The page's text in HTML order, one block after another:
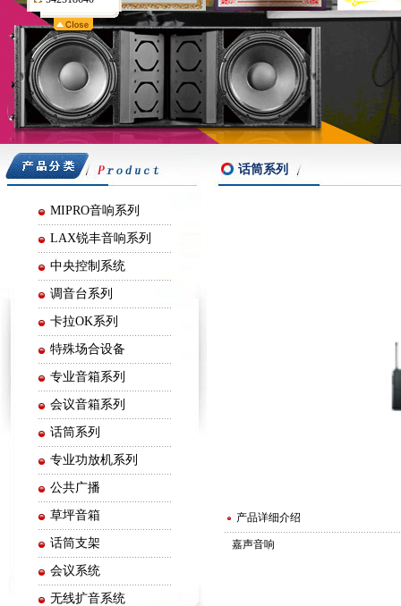
嘉声音响
MIPRO音响系列
LAX锐丰音响系列
中央控制系统
调音台系列
卡拉OK系列
特殊场合设备
专业音箱系列
会议音箱系列
话筒系列
专业功放机系列
公共广播
草坪音箱
话筒支架
会议系统
无线扩音系统
话筒系列
产品详细介绍
嘉声音响